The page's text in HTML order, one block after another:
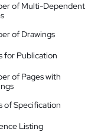
of Multi-Dependent
of Drawings
for Publication
of Pages with
of Specification
Listing